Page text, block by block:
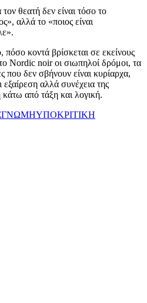
θεατή δεν είναι τόσο το
αλλά το «ποιος είναι
κοντά βρίσκεται σε εκείνους
Nordic noir οι σιωπηλοί δρόμοι, τα
που δεν σβήνουν είναι κυρίαρχα,
εξαίρεση αλλά συνέχεια της
από τάξη και λογική.
ΓΝΩΜΗΥΠΟΚΡΙΤΙΚΗ